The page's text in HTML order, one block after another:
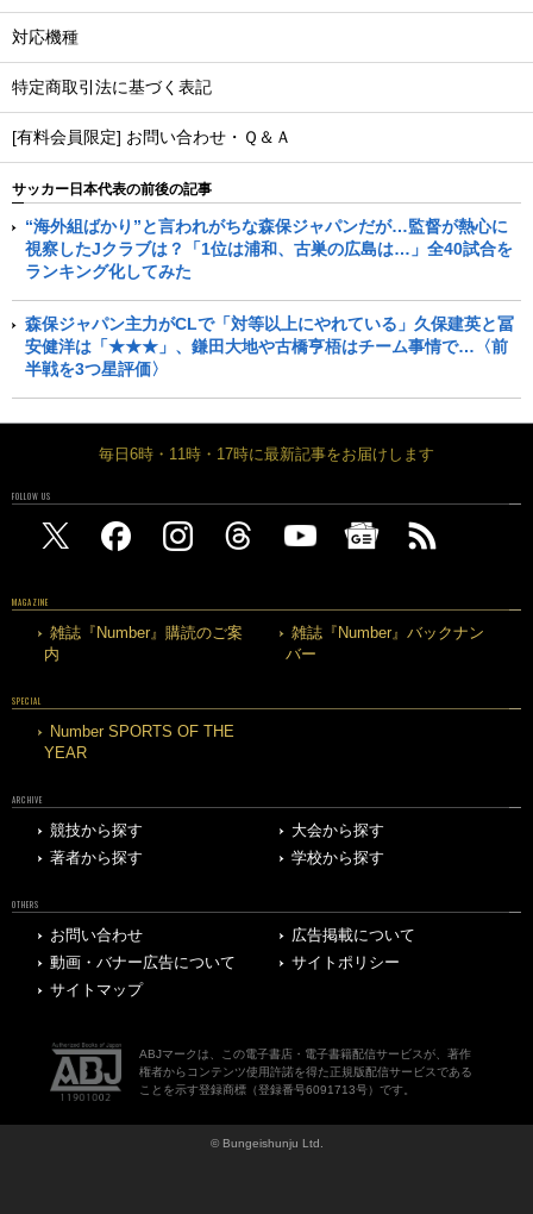
対応機種
特定商取引法に基づく表記
[有料会員限定] お問い合わせ・Ｑ＆Ａ
サッカー日本代表の前後の記事
“海外組ばかり”と言われがちな森保ジャパンだが…監督が熱心に
視察したJクラブは？「1位は浦和、古巣の広島は…」全40試合を
ランキング化してみた
森保ジャパン主力がCLで「対等以上にやれている」久保建英と冨
安健洋は「★★★」、鎌田大地や古橋亨梧はチーム事情で…〈前
半戦を3つ星評価〉
毎日6時・11時・17時に最新記事をお届けします
FOLLOW US
MAGAZINE
雑誌『Number』購読のご案
内
雑誌『Number』バックナン
バー
SPECIAL
Number SPORTS OF THE
YEAR
ARCHIVE
競技から探す
大会から探す
著者から探す
学校から探す
OTHERS
お問い合わせ
広告掲載について
動画・バナー広告について
サイトポリシー
サイトマップ
ABJマークは、この電子書店・電子書籍配信サービスが、著作
権者からコンテンツ使用許諾を得た正規版配信サービスである
ことを示す登録商標（登録番号6091713号）です。
© Bungeishunju Ltd.